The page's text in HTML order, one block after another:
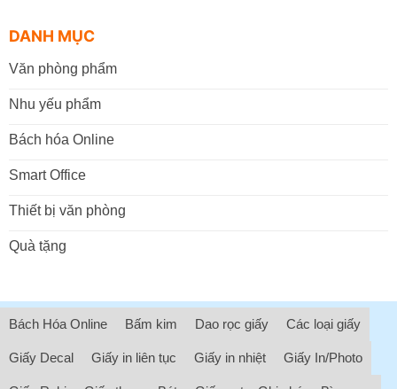
DANH MỤC
Văn phòng phẩm
Nhu yếu phẩm
Bách hóa Online
Smart Office
Thiết bị văn phòng
Quà tặng
Bách Hóa Online Bấm kim Dao rọc giấy Các loại giấy
Giấy Decal Giấy in liên tục Giấy in nhiệt Giấy In/Photo